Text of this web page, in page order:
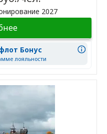
2027
Бонус
лояльности